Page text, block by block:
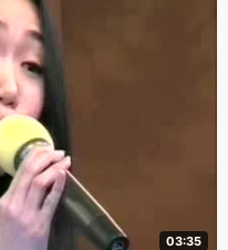
03:35